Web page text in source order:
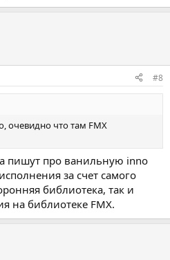
#8
очевидно что там FMX
пишут про ванильную inno
за счет самого
библиотека, так и
на библиотеке FMX.